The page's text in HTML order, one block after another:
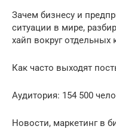
Зачем бизнесу и
ситуации в мире,
хайп вокруг
Как часто выходят
Аудитория: 154 500
Новости, маркетинг в